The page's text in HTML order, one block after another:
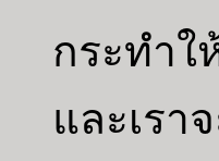
กระทำใ
และเรา